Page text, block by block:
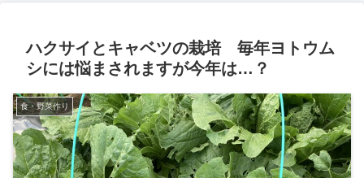
ハクサイとキャベツの栽培 毎年ヨトウム
シには悩まされますが今年は…？
食・野菜作り